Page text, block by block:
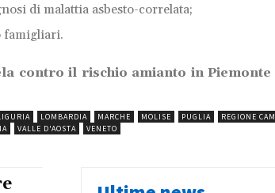
di malattia asbesto-correlata;
famigliari.
contro il rischio amianto in Piemonte
LOMBARDIA MARCHE MOLISE PUGLIA
REGIONE
VALLE D'AOSTA VENETO